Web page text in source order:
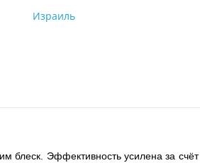
Израиль
блеск. Эффективность усилена за счёт